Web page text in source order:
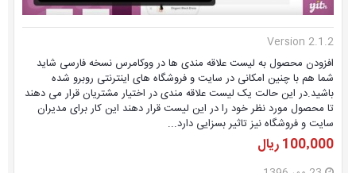
Version 2.1.2
افزودن محصول به لیست علاقه مندی ها در ووکامرس نسخه فارسی شاید
شما هم با چنین امکانی در سایت و فروشگاه های اینترنتی روبرو شده
باشید.در این حالت یک لیست علاقه مندی در اختیار مشتریان قرار می دهند
تا محصول مورد نظر خود را در این لیست قرار دهند این کار برای مدیران
سایت و فروشگاه نیز تاثیر بسزایی دارد...
100٬000 ریال